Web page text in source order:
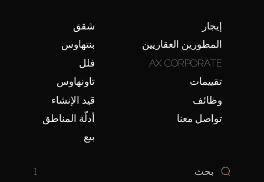
شقق
بنتهاوس
فلل
تاونهاوس
قيد الإنشاء
أدلّة المناطق
بيع
إيجار
المطورين العقاريين
AX CORPORATE
تقييمات
وظائف
تواصل معنا
1